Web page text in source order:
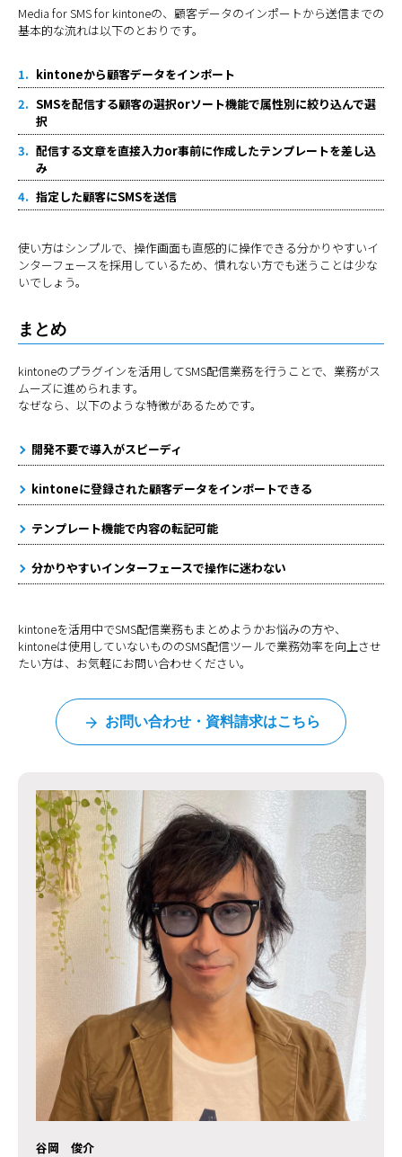
Media for SMS for kintoneの、顧客データのインポートから送信までの
基本的な流れは以下のとおりです。
kintoneから顧客データをインポート
SMSを配信する顧客の選択orソート機能で属性別に絞り込んで選
択
配信する文章を直接入力or事前に作成したテンプレートを差し込
み
指定した顧客にSMSを送信
使い方はシンプルで、操作画面も直感的に操作できる分かりやすいイ
ンターフェースを採用しているため、慣れない方でも迷うことは少な
いでしょう。
まとめ
kintoneのプラグインを活用してSMS配信業務を行うことで、業務がス
ムーズに進められます。
なぜなら、以下のような特徴があるためです。
開発不要で導入がスピーディ
kintoneに登録された顧客データをインポートできる
テンプレート機能で内容の転記可能
分かりやすいインターフェースで操作に迷わない
kintoneを活用中でSMS配信業務もまとめようかお悩みの方や、
kintoneは使用していないもののSMS配信ツールで業務効率を向上させ
たい方は、お気軽にお問い合わせください。
お問い合わせ・資料請求はこちら
谷岡 俊介